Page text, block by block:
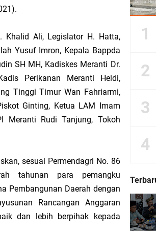
Usulkan Ruas Strategis dan Jembatan
MPR RI, Dorong Kemandirian Fiskal Daerah Melalui
Wujudkan Generasi Emas Indonesia 2045
Ditepungtawari, Sinergi Adat hingga Green
Perkuat Ikatan Serumpun Indonesia–Malaysia di
Pertanggungjawaban APBD 2025, Pemkab Siap
Khalid Ali, Legislator H. Hatta,
Yusuf Imron, Kepala Bappda
SH MH, Kadiskes Meranti Dr.
Perikanan Meranti Heldi,
Tinggi Timur Wan Fahriarmi,
Ginting, Ketua LAM Imam
Meranti Rudi Tanjung, Tokoh
sesuai Permendagri No. 86
tahunan para pemangku
Pembangunan Daerah dengan
Rancangan Anggaran
dan lebih berpihak kepada